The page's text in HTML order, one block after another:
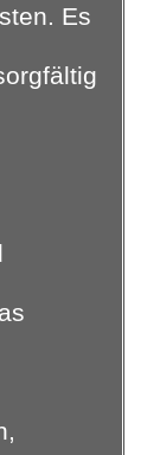
Es